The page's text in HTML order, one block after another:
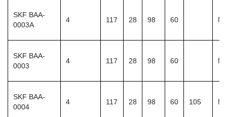
SKF BAA-
0003A
4 117 28 98 60
SKF BAA-
0003
4 117 28 98 60
SKF BAA-
0004
4 117 28 98 60 105